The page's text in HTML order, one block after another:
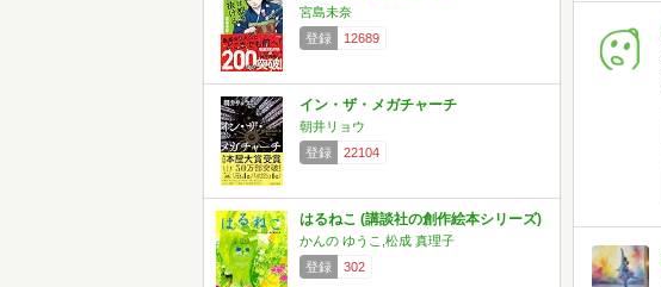
宮島未奈
登録
12689
イン・ザ・メガチャーチ
朝井リョウ
登録
22104
はるねこ (講談社の創作絵本シリーズ)
かんの ゆうこ,松成 真理子
登録
302